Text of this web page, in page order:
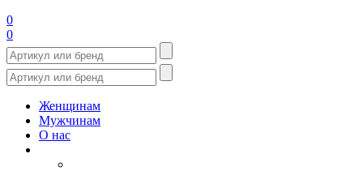
0
0
Женщинам
Мужчинам
О нас